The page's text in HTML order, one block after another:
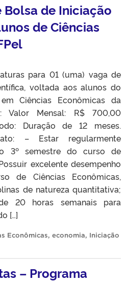
de Iniciação
de Ciências
para 01 (uma) vaga de
voltada aos alunos do
Ciências Econômicas da
Valor Mensal: R$ 700,00
Duração de 12 meses.
– Estar regularmente
3º semestre do curso de
excelente desempenho
de Ciências Econômicas,
de natureza quantitativa;
20 horas semanais para
[…]
Econômicas, economia, Iniciação
– Programa